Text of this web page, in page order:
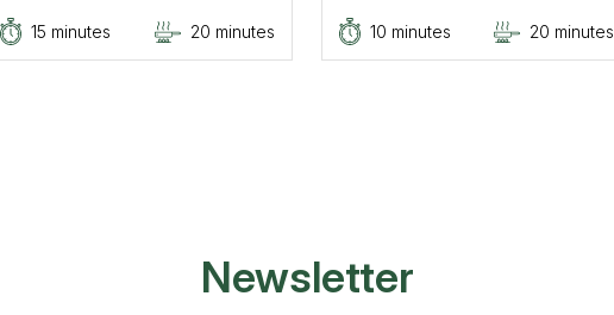
15 minutes 20 minutes 10 minutes 20 minutes
Newsletter